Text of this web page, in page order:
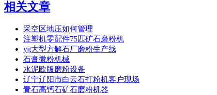
相关文章
采空区地压如何管理
注塑机零配件75匹矿石磨粉机
yg大型方解石厂磨粉生产线
石膏微粉机械
水泥欧版磨粉设备
辽宁辽阳市白云石打粉机客户现场
青石高钙石矿石磨粉机器